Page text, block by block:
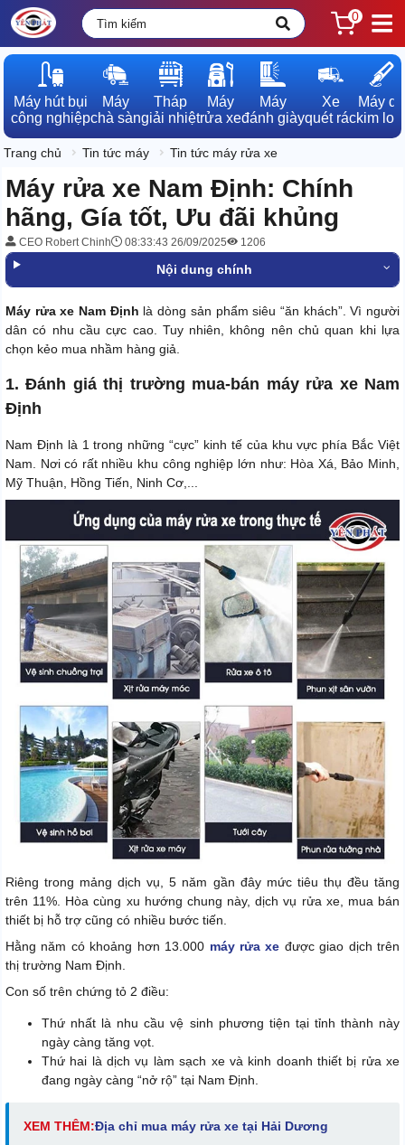
0
Máy hút bụi
công nghiệp
Máy
chà sàn
Tháp
giải nhiệt
Máy
rửa xe
Máy
đánh giày
Xe
quét rác
Máy dò
kim loại
Trang chủ Tin tức máy Tin tức máy rửa xe
Máy rửa xe Nam Định: Chính
hãng, Gía tốt, Ưu đãi khủng
CEO Robert Chinh 08:33:43 26/09/2025 1206
Nội dung chính
Máy rửa xe Nam Định là dòng sản phẩm siêu “ăn khách”. Vì người
dân có nhu cầu cực cao. Tuy nhiên, không nên chủ quan khi lựa
chọn kẻo mua nhầm hàng giả.
1. Đánh giá thị trường mua-bán máy rửa xe Nam
Định
Nam Định là 1 trong những “cực” kinh tế của khu vực phía Bắc Việt
Nam. Nơi có rất nhiều khu công nghiệp lớn như: Hòa Xá, Bảo Minh,
Mỹ Thuận, Hồng Tiến, Ninh Cơ,...
Riêng trong mảng dịch vụ, 5 năm gần đây mức tiêu thụ đều tăng
trên 11%. Hòa cùng xu hướng chung này, dịch vụ rửa xe, mua bán
thiết bị hỗ trợ cũng có nhiều bước tiến.
Hằng năm có khoảng hơn 13.000 máy rửa xe được giao dịch trên
thị trường Nam Định.
Con số trên chứng tỏ 2 điều:
Thứ nhất là nhu cầu vệ sinh phương tiện tại tỉnh thành này
ngày càng tăng vọt.
Thứ hai là dịch vụ làm sạch xe và kinh doanh thiết bị rửa xe
đang ngày càng “nở rộ” tại Nam Định.
XEM THÊM:Địa chỉ mua máy rửa xe tại Hải Dương